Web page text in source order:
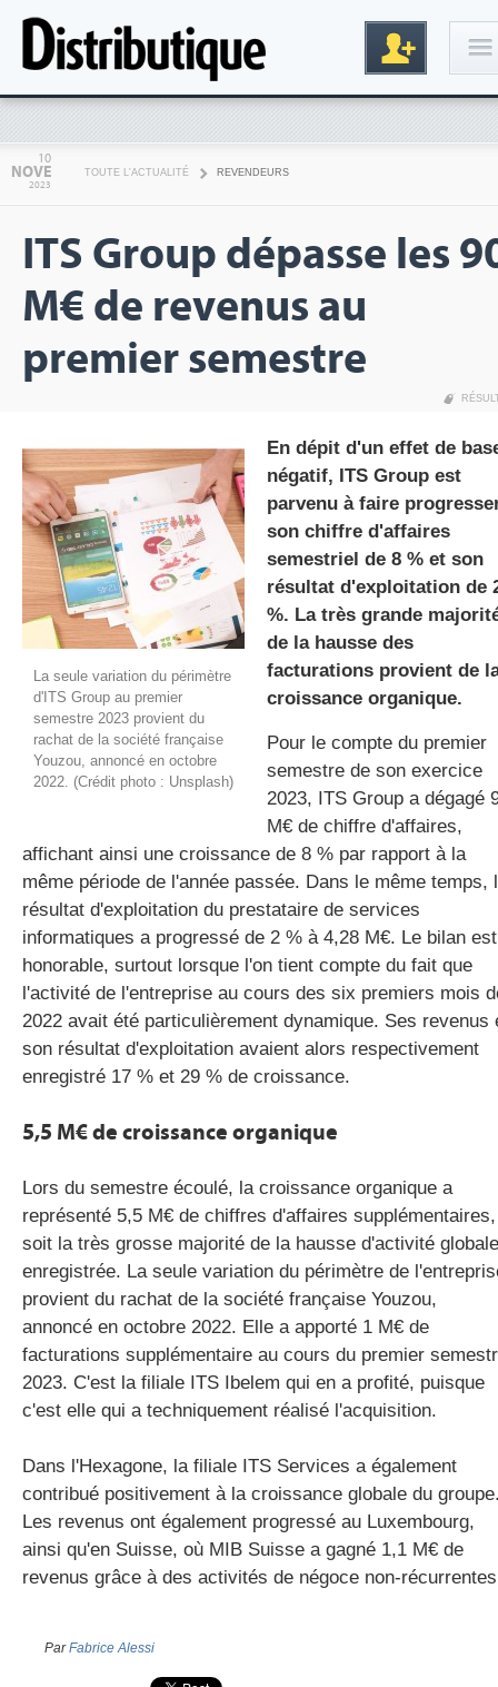
gratuite
10
NOVE
2023
TOUTE L'ACTUALITÉ REVENDEURS
ITS Group dépasse les
M€ de revenus au
premier semestre
La seule variation du périmètre
d'ITS Group au premier
semestre 2023 provient du
rachat de la société française
Youzou, annoncé en octobre
2022. (Crédit photo : Unsplash)
En dépit d'un effet de
négatif, ITS Group est
parvenu à faire
son chiffre d'affaires
semestriel de 8 % et son
résultat d'exploitation de
%. La très grande
de la hausse des
facturations provient de
croissance organique.
Pour le compte du premier
semestre de son exercice
2023, ITS Group a dégagé
M€ de chiffre d'affaires,
affichant ainsi une croissance de 8 % par rapport à la
même période de l'année passée. Dans le même temps,
résultat d'exploitation du prestataire de services
informatiques a progressé de 2 % à 4,28 M€. Le bilan est
honorable, surtout lorsque l'on tient compte du fait que
l'activité de l'entreprise au cours des six premiers mois
2022 avait été particulièrement dynamique. Ses revenus
son résultat d'exploitation avaient alors respectivement
enregistré 17 % et 29 % de croissance.
5,5 M€de croissance organique
Lors du semestre écoulé, la croissance organique a
représenté 5,5 M€ de chiffres d'affaires supplémentaires,
soit la très grosse majorité de la hausse d'activité globale
enregistrée. La seule variation du périmètre de
provient du rachat de la société française Youzou,
annoncé en octobre 2022. Elle a apporté 1 M€ de
facturations supplémentaire au cours du premier
2023. C'est la filiale ITS Ibelem qui en a profité, puisque
c'est elle qui a techniquement réalisé l'acquisition.
Dans l'Hexagone, la filiale ITS Services a également
contribué positivement à la croissance globale du
Les revenus ont également progressé au Luxembourg,
ainsi qu'en Suisse, où MIB Suisse a gagné 1,1 M€ de
revenus grâce à des activités de négoce non-
ParFabrice Alessi